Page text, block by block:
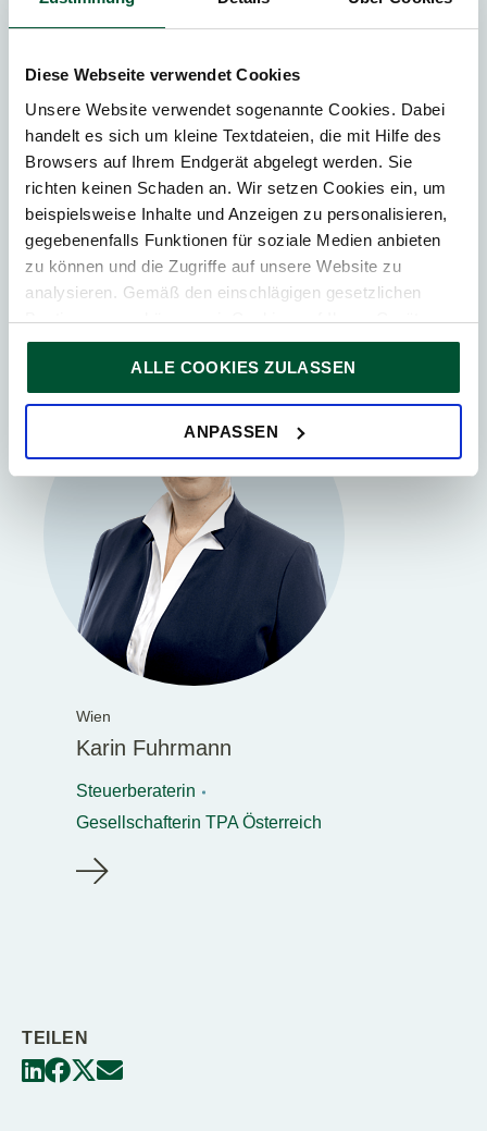
Diese Webseite verwendet Cookies
Unsere Website verwendet sogenannte Cookies. Dabei
handelt es sich um kleine Textdateien, die mit Hilfe des
Browsers auf Ihrem Endgerät abgelegt werden. Sie
richten keinen Schaden an. Wir setzen Cookies ein, um
beispielsweise Inhalte und Anzeigen zu personalisieren,
gegebenenfalls Funktionen für soziale Medien anbieten
zu können und die Zugriffe auf unsere Website zu
analysieren. Gemäß den einschlägigen gesetzlichen
Bestimmungen können wir Cookies auf Ihrem Gerät
speichern, wenn diese für den Betrieb unserer Website
unbedingt notwendig sind. Für alle anderen Cookie-Typen
ersuchen wir um Ihre Einwilligung.
Sie können Ihre Einwilligung jederzeit in der
ALLE COOKIES ZULASSEN
ANPASSEN
Alle aktuellen News
EAG
Alle Immobilien- News
Informieren Sie sich über unsereServices bei
Immoblienfonds
Nachhaltigkeitsbericht: Alles zum ESG
Reporting für Unternehmen
Kontaktieren Sie
Wien
Karin Fuhrmann
Steuerberaterin
Gesellschafterin TPA Österreich
TEILEN